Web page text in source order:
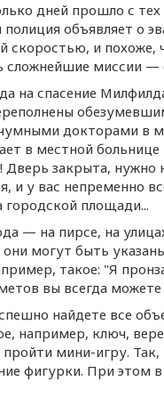
дней прошло с
объявляет о
скоростью, и
сложнейшие миссии —
на спасение
докторами в
в местной больнице
Дверь закрыта, нужно
и у вас непременно
городской площади...
— на пирсе, на
могут быть
такое: "Я
вы всегда
найдете все
например, ключ,
мини-игру.
фигурки. При этом